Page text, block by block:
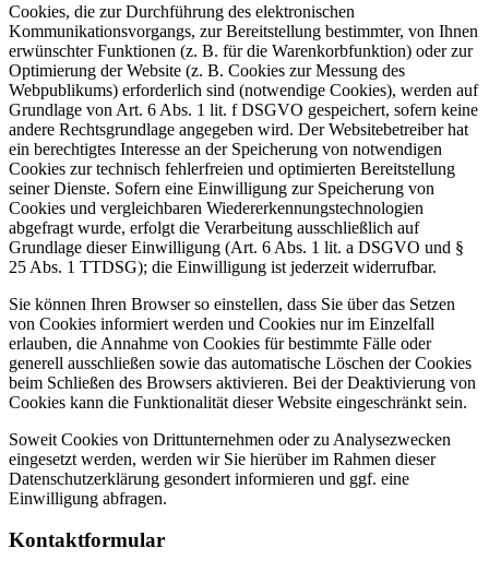
Cookies, die zur Durchführung des elektronischen
Kommunikationsvorgangs, zur Bereitstellung bestimmter, von Ihnen
erwünschter Funktionen (z. B. für die Warenkorbfunktion) oder zur
Optimierung der Website (z. B. Cookies zur Messung des
Webpublikums) erforderlich sind (notwendige Cookies), werden auf
Grundlage von Art. 6 Abs. 1 lit. f DSGVO gespeichert, sofern keine
andere Rechtsgrundlage angegeben wird. Der Websitebetreiber hat
ein berechtigtes Interesse an der Speicherung von notwendigen
Cookies zur technisch fehlerfreien und optimierten Bereitstellung
seiner Dienste. Sofern eine Einwilligung zur Speicherung von
Cookies und vergleichbaren Wiedererkennungstechnologien
abgefragt wurde, erfolgt die Verarbeitung ausschließlich auf
Grundlage dieser Einwilligung (Art. 6 Abs. 1 lit. a DSGVO und §
25 Abs. 1 TTDSG); die Einwilligung ist jederzeit widerrufbar.
Sie können Ihren Browser so einstellen, dass Sie über das Setzen
von Cookies informiert werden und Cookies nur im Einzelfall
erlauben, die Annahme von Cookies für bestimmte Fälle oder
generell ausschließen sowie das automatische Löschen der Cookies
beim Schließen des Browsers aktivieren. Bei der Deaktivierung von
Cookies kann die Funktionalität dieser Website eingeschränkt sein.
Soweit Cookies von Drittunternehmen oder zu Analysezwecken
eingesetzt werden, werden wir Sie hierüber im Rahmen dieser
Datenschutzerklärung gesondert informieren und ggf. eine
Einwilligung abfragen.
Kontaktformular